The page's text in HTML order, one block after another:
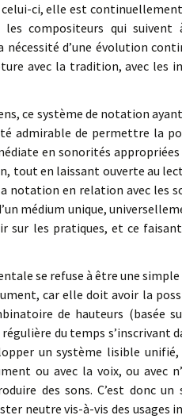
ci, elle est
compositeurs qui
d’une évolution
avec la tradition, avec les
ce système de notation
admirable de permettre la
en sonorités
tout en laissant ouverte au
notation en relation avec les
médium unique,
sur les pratiques, et ce
se refuse à être une
car elle doit avoir la
de hauteurs (basée
du temps
un système lisible
ou avec la voix, ou avec
des sons. C’est donc
neutre vis-à-vis des usages